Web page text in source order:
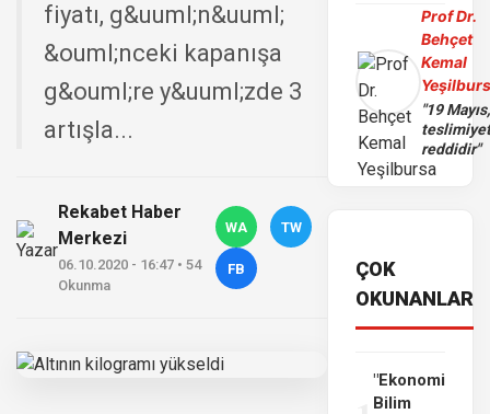
fiyatı, g&uuml;n&uuml;
&ouml;nceki kapanışa
g&ouml;re y&uuml;zde 3
artışla...
Rekabet Haber
Merkezi
06.10.2020 - 16:47 • 54
Okunma
WA TW
FB
Prof Dr.
Behçet
Kemal
"19 Mayıs,
reddidir"
ÇOK
OKUNANLAR
"Ekonomi
Bilim